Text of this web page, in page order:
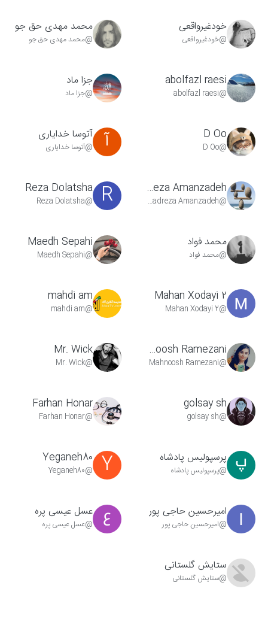
خودغیرواقعی
@خودغیرواقعی
محمد مهدی حق جو
@محمد مهدی حق جو
abolfazl raesi
@abolfazl raesi
جزا ماد
@جزا ماد
D Oo
@D Oo آ آتوسا خدایاری
@آتوسا خدایاری
Ahmadreza Amanzadeh
@Ahmadreza Amanzadeh
R
Reza Dolatsha
@Reza Dolatsha
محمد فواد
@محمد فواد
Maedh Sepahi
@Maedh Sepahi
Mahan Xodayi 2
@Mahan Xodayi 2
mahdi am
@mahdi am
Mahnoosh Ramezani
@Mahnoosh Ramezani
Mr. Wick
@Mr. Wick
golsay sh
@golsay sh
Farhan Honar
@Farhan Honar
پرسپولیس پادشاه
@پرسپولیس پادشاه Y
Yeganeh80
@Yeganeh80
امیرحسین حاجی پور
@امیرحسین حاجی پور
عسل عیسی پره
@عسل عیسی پره
ستایش گلستانی
@ستایش گلستانی